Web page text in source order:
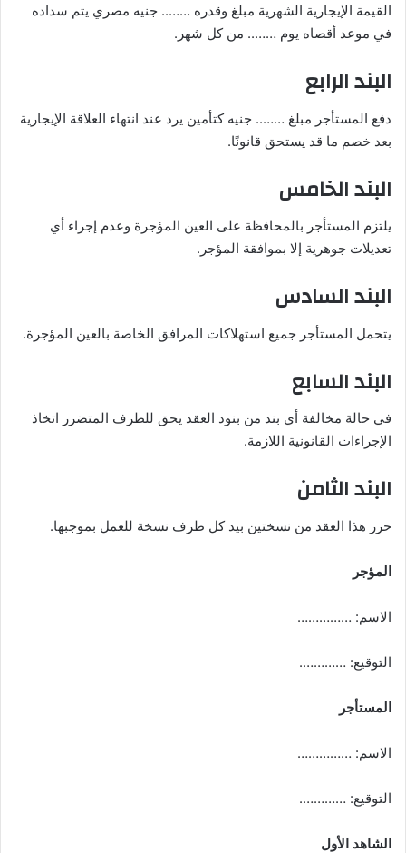
القيمة الإيجارية الشهرية مبلغ وقدره …….. جنيه مصري يتم سداده
في موعد أقصاه يوم …….. من كل شهر.
البند الرابع
دفع المستأجر مبلغ …….. جنيه كتأمين يرد عند انتهاء العلاقة الإيجارية
بعد خصم ما قد يستحق قانونًا.
البند الخامس
يلتزم المستأجر بالمحافظة على العين المؤجرة وعدم إجراء أي
تعديلات جوهرية إلا بموافقة المؤجر.
البند السادس
يتحمل المستأجر جميع استهلاكات المرافق الخاصة بالعين المؤجرة.
البند السابع
في حالة مخالفة أي بند من بنود العقد يحق للطرف المتضرر اتخاذ
الإجراءات القانونية اللازمة.
البند الثامن
حرر هذا العقد من نسختين بيد كل طرف نسخة للعمل بموجبها.
المؤجر
الاسم: ……………
التوقيع: ………….
المستأجر
الاسم: ……………
التوقيع: ………….
الشاهد الأول